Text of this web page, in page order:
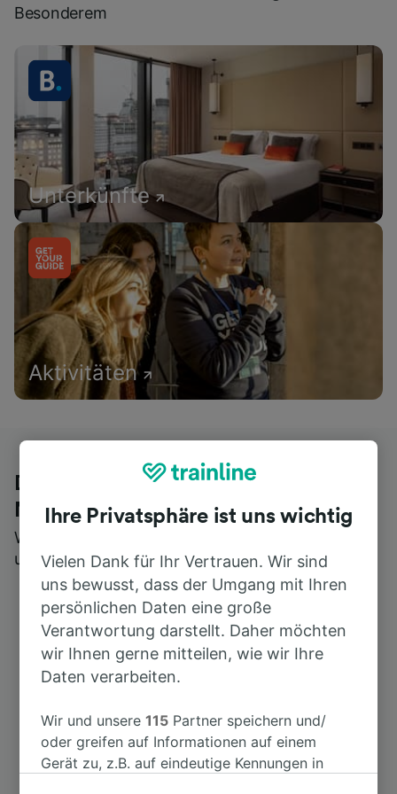
Besonderem
Unterkünfte
Aktivitäten
Die ehrliche Meinung von Trainline-
Nutzern
Wer könnte Ihnen besseres Feedback geben als
unsere Kunden selbst?
Ihre Privatsphäre ist uns wichtig
Vielen Dank für Ihr Vertrauen. Wir sind
uns bewusst, dass der Umgang mit Ihren
persönlichen Daten eine große
Verantwortung darstellt. Daher möchten
wir Ihnen gerne mitteilen, wie wir Ihre
Daten verarbeiten.
Wir und unsere115 Partner speichern und/
oder greifen auf Informationen auf einem
Gerät zu, z.B. auf eindeutige Kennungen in